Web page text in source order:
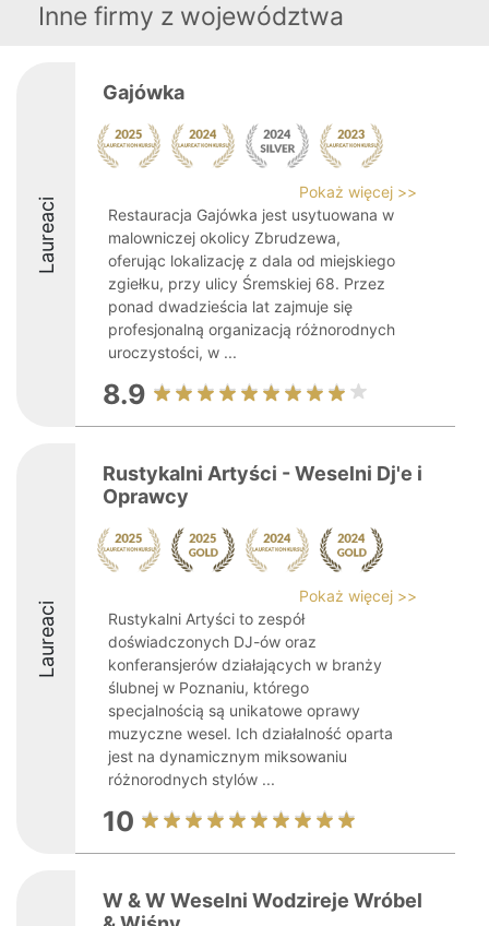
Inne firmy z województwa
Laureaci
Gajówka
Pokaż więcej >>
Restauracja Gajówka jest usytuowana w
malowniczej okolicy Zbrudzewa,
oferując lokalizację z dala od miejskiego
zgiełku, przy ulicy Śremskiej 68. Przez
ponad dwadzieścia lat zajmuje się
profesjonalną organizacją różnorodnych
uroczystości, w ...
8.9
Laureaci
Rustykalni Artyści - Weselni Dj'e i
Oprawcy
Pokaż więcej >>
Rustykalni Artyści to zespół
doświadczonych DJ-ów oraz
konferansjerów działających w branży
ślubnej w Poznaniu, którego
specjalnością są unikatowe oprawy
muzyczne wesel. Ich działalność oparta
jest na dynamicznym miksowaniu
różnorodnych stylów ...
10
W & W Weselni Wodzireje Wróbel